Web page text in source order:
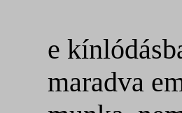
e
maradva